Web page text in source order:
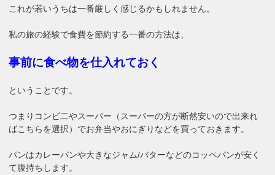
これが若いうちは一番厳しく感じるかもしれません。
私の旅の経験で食費を節約する一番の方法は、
事前に食べ物を仕入れておく
ということです。
つまりコンビ二やスーパー（スーパーの方が断然安いので出来れ
ばこちらを選択）でお弁当やおにぎりなどを買っておきます。
パンはカレーパンや大きなジャム/バターなどのコッペパンが安く
て腹持ちします。